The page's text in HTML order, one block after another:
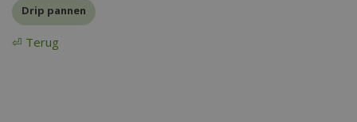
Drip pannen
⏎ Terug